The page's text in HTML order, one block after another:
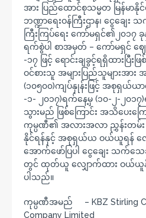
အား ပြည်ထောင်စုသမ္မတ မြန်မာနို
ဘဏ္ဍာရေးဝန်ကြီးဌာန၊ ငွေချ
ကြီးကြပ်ရေး ကော်မရှင်၏၂၀၁၇
ရက်စွဲပါ စာအမှတ် – ကော်မရှင် ဈ
-၁၇ ဖြင့် ရောင်းချခွင့်ရရှိထားပြီးဖ
ဝင်စားသူ အများပြည်သူများအ
(၁၀၅၀၀)ကျပ်နှုန်းဖြင့် အစုရှယ်ယာ
-၁- ၂၀၁၇)ရက်နေ့မှ (၁၀-၂-၂၀၁၇)
သွားမည် ဖြစ်ကြောင်း အသိပေး
ကုမ္ပဏီ၏ အလားအလာ ညွှန်းတမ်း
နိုင်ရန်နှင့် အစုရှယ်ယ ဝယ်ယူရန် လျှ
အောက်ဖော်ပြပါ ငွေချေး သက်
တွင် ထုတ်ယူ လျှောက်ထား ဝယ်ယူနို
ပါသည်။
ကုမ္ပဏီအမည် – KBZ Stirling
Company Limited